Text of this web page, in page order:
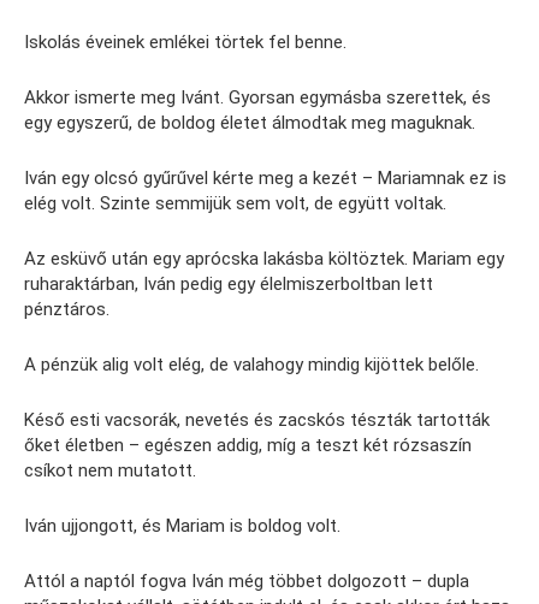
Iskolás éveinek emlékei törtek fel benne.
Akkor ismerte meg Ivánt. Gyorsan egymásba szerettek, és
egy egyszerű, de boldog életet álmodtak meg maguknak.
Iván egy olcsó gyűrűvel kérte meg a kezét – Mariamnak ez is
elég volt. Szinte semmijük sem volt, de együtt voltak.
Az esküvő után egy aprócska lakásba költöztek. Mariam egy
ruharaktárban, Iván pedig egy élelmiszerboltban lett
pénztáros.
A pénzük alig volt elég, de valahogy mindig kijöttek belőle.
Késő esti vacsorák, nevetés és zacskós tészták tartották
őket életben – egészen addig, míg a teszt két rózsaszín
csíkot nem mutatott.
Iván ujjongott, és Mariam is boldog volt.
Attól a naptól fogva Iván még többet dolgozott – dupla